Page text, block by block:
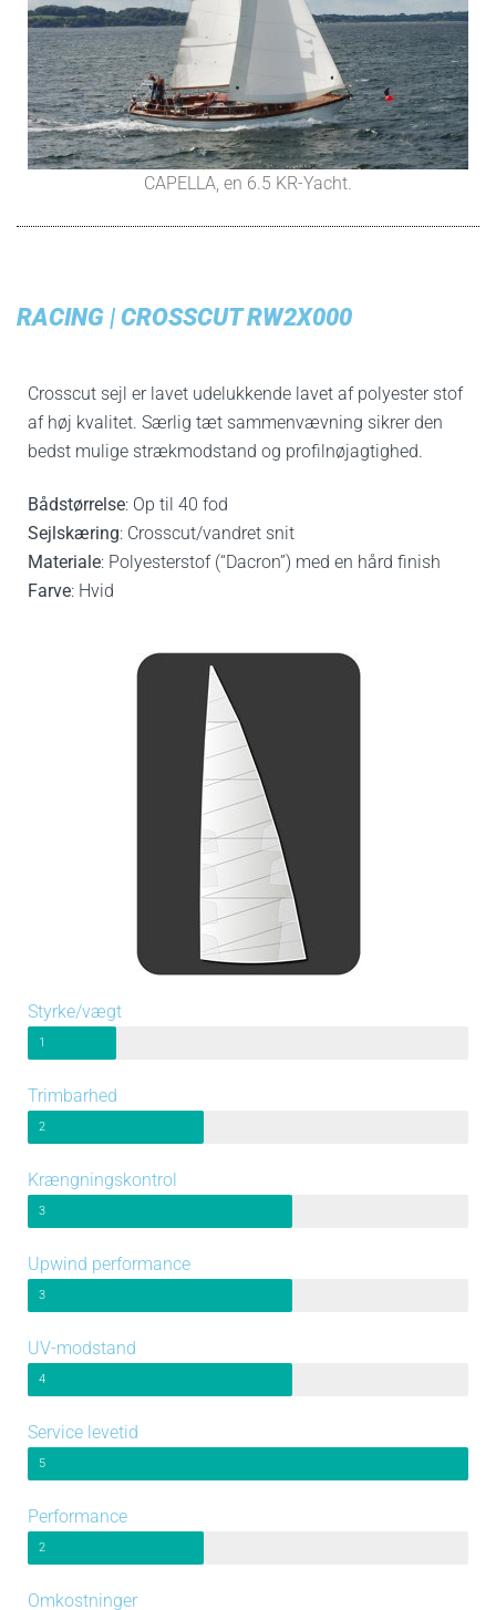
CAPELLA, en 6.5 KR-Yacht.
RACING | CROSSCUT RW2X000
Crosscut sejl er lavet udelukkende lavet af polyester stof
af høj kvalitet. Særlig tæt sammenvævning sikrer den
bedst mulige strækmodstand og profilnøjagtighed.
Bådstørrelse: Op til 40 fod
Sejlskæring: Crosscut/vandret snit
Materiale: Polyesterstof (“Dacron”) med en hård finish
Farve: Hvid
Styrke/vægt
1
Trimbarhed
2
Krængningskontrol
3
Upwind performance
3
UV-modstand
4
Service levetid
5
Performance
2
Omkostninger